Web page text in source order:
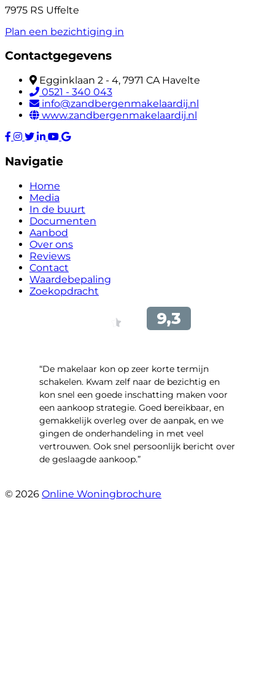
7975 RS Uffelte
Plan een bezichtiging in
Contactgegevens
Egginklaan 2 - 4, 7971 CA Havelte
0521 - 340 043
info@zandbergenmakelaardij.nl
www.zandbergenmakelaardij.nl
Navigatie
Home
Media
In de buurt
Documenten
Aanbod
Over ons
Reviews
Contact
Waardebepaling
Zoekopdracht
“De makelaar kon op zeer korte termijn
schakelen. Kwam zelf naar de bezichtig en
kon snel een goede inschatting maken voor
een aankoop strategie. Goed bereikbaar, en
gemakkelijk overleg over de aanpak, en we
gingen de onderhandeling in met veel
vertrouwen. Ook snel persoonlijk bericht over
de geslaagde aankoop.”
© 2026 Online Woningbrochure